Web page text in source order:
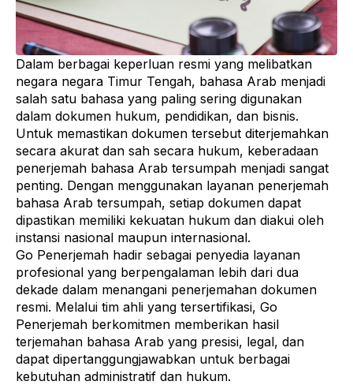
Dalam berbagai keperluan resmi yang melibatkan
negara negara Timur Tengah, bahasa Arab menjadi
salah satu bahasa yang paling sering digunakan
dalam dokumen hukum, pendidikan, dan bisnis.
Untuk memastikan dokumen tersebut diterjemahkan
secara akurat dan sah secara hukum, keberadaan
penerjemah bahasa Arab tersumpah menjadi sangat
penting. Dengan menggunakan layanan penerjemah
bahasa Arab tersumpah, setiap dokumen dapat
dipastikan memiliki kekuatan hukum dan diakui oleh
instansi nasional maupun internasional.
Go Penerjemah hadir sebagai penyedia layanan
profesional yang berpengalaman lebih dari dua
dekade dalam menangani penerjemahan dokumen
resmi. Melalui tim ahli yang tersertifikasi, Go
Penerjemah berkomitmen memberikan hasil
terjemahan bahasa Arab yang presisi, legal, dan
dapat dipertanggungjawabkan untuk berbagai
kebutuhan administratif dan hukum.